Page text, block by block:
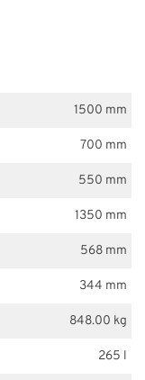
1500 mm
700 mm
550 mm
1350 mm
568 mm
344 mm
848.00 kg
265 l